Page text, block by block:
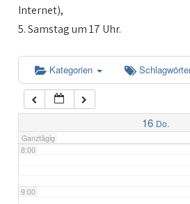
Internet),
5. Samstag um 17 Uhr.
Kategorien
16 Do.
Ganztägig
5:00
6:00
7:00
8:00
9:00